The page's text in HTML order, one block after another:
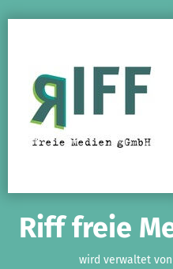
Riff freie
wird verwaltet